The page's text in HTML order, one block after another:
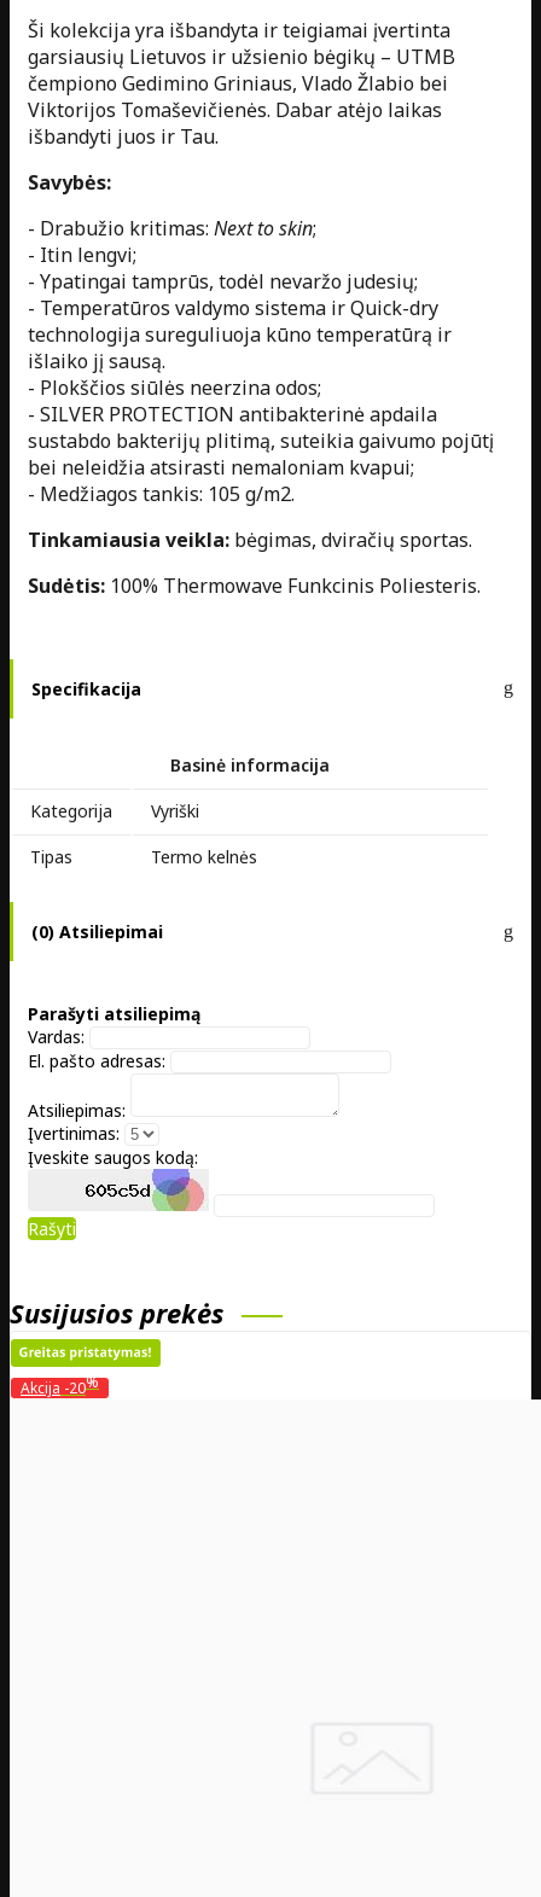
Ši kolekcija yra išbandyta ir teigiamai įvertinta
garsiausių Lietuvos ir užsienio bėgikų – UTMB
čempiono Gedimino Griniaus, Vlado Žlabio bei
Viktorijos Tomaševičienės. Dabar atėjo laikas
išbandyti juos ir Tau.
Savybės:
- Drabužio kritimas: Next to skin;
- Itin lengvi;
- Ypatingai tamprūs, todėl nevaržo judesių;
- Temperatūros valdymo sistema ir Quick-dry
technologija sureguliuoja kūno temperatūrą ir
išlaiko jį sausą.
- Plokščios siūlės neerzina odos;
- SILVER PROTECTION antibakterinė apdaila
sustabdo bakterijų plitimą, suteikia gaivumo pojūtį
bei neleidžia atsirasti nemaloniam kvapui;
- Medžiagos tankis: 105 g/m2.
Tinkamiausia veikla: bėgimas, dviračių sportas.
Sudėtis: 100% Thermowave Funkcinis Poliesteris.
Specifikacija
Basinė informacija
Kategorija
Vyriški
Tipas
Termo kelnės
(0) Atsiliepimai
Parašyti atsiliepimą
Vardas:
El. pašto adresas:
Atsiliepimas:
Įvertinimas:
Įveskite saugos kodą:
Rašyti
Susijusios prekės
Akcija -20%